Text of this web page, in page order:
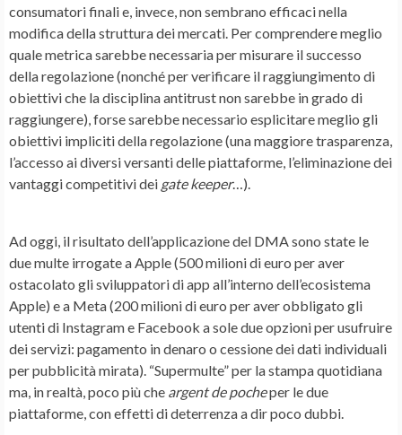
consumatori finali e, invece, non sembrano efficaci nella
modifica della struttura dei mercati. Per comprendere meglio
quale metrica sarebbe necessaria per misurare il successo
della regolazione (nonché per verificare il raggiungimento di
obiettivi che la disciplina antitrust non sarebbe in grado di
raggiungere), forse sarebbe necessario esplicitare meglio gli
obiettivi impliciti della regolazione (una maggiore trasparenza,
l’accesso ai diversi versanti delle piattaforme, l’eliminazione dei
vantaggi competitivi dei gate keeper…).
Ad oggi, il risultato dell’applicazione del DMA sono state le
due multe irrogate a Apple (500 milioni di euro per aver
ostacolato gli sviluppatori di app all’interno dell’ecosistema
Apple) e a Meta (200 milioni di euro per aver obbligato gli
utenti di Instagram e Facebook a sole due opzioni per usufruire
dei servizi: pagamento in denaro o cessione dei dati individuali
per pubblicità mirata). “Supermulte” per la stampa quotidiana
ma, in realtà, poco più che argent de pocheper le due
piattaforme, con effetti di deterrenza a dir poco dubbi.